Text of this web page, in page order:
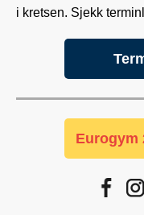
i kretsen. Sjekk
Eurogym